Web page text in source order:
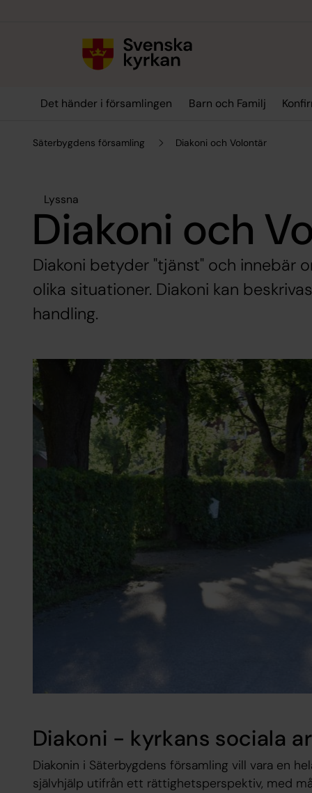
Det händer i församlingen Barn och Familj
Säterbygdens församling Diakoni och Volontär
Lyssna
Diakoni och
Diakoni betyder "tjänst" och innebär
olika situationer. Diakoni kan
handling.
Diakoni - kyrkans sociala
Diakonin i Säterbygdens församling vill vara en
självhjälp utifrån ett rättighetsperspektiv, med